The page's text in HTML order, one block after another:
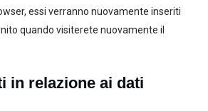
essi verranno nuovamente inseriti
quando visiterete nuovamente il
in relazione ai dati